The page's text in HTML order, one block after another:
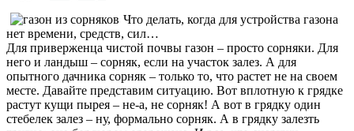
Что делать, когда для устройства газона
нет времени, средств, сил…
Для приверженца чистой почвы газон – просто сорняки. Для
него и ландыш – сорняк, если на участок залез. А для
опытного дачника сорняк – только то, что растет не на своем
месте. Давайте представим ситуацию. Вот вплотную к грядке
растут кущи пырея – не-а, не сорняк! А вот в грядку один
стебелек залез – ну, формально сорняк. А в грядку залезть